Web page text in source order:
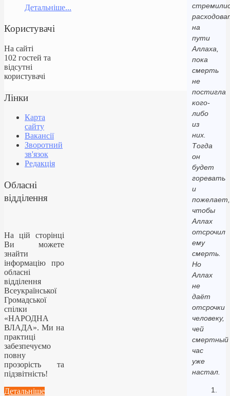
на
пути
Аллаха,
пока
смерть
не
постигла
кого-
либо
из
них.
Тогда
он
будет
горевать
и
пожелает,
чтобы
Аллах
отсрочил
ему
смерть.
Но
Аллах
не
даёт
отсрочки
человеку,
чей
смертный
час
уже
настал.
1.
Детальніше...
Користувачі
На сайті
102 гостей та
відсутні
користувачі
Лінки
Карта
сайту
Вакансії
Зворотний
зв'язок
Редакція
Обласні
відділення
На цій сторінці
Ви можете
знайти
інформацію про
обласні
відділення
Всеукраїнської
Громадської
спілки
«НАРОДНА
ВЛАДА». Ми на
практиці
забезпечуємо
повну
прозорість та
підзвітність!
Детальніше